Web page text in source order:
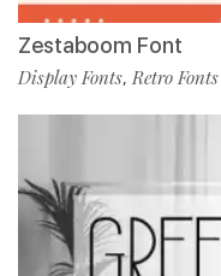
Zestaboom Font
Display Fonts,Retro Fonts